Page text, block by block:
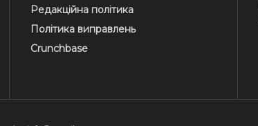
Редакційна політика
Політика виправлень
Crunchbase